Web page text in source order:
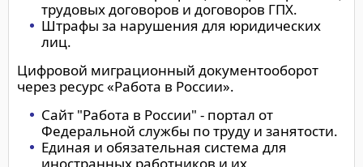
трудовых договоров и договоров ГПХ.
Штрафы за нарушения для юридических
лиц.
Цифровой миграционный документооборот
через ресурс «Работа в России».
Сайт "Работа в России" - портал от
Федеральной службы по труду и занятости.
Единая и обязательная система для